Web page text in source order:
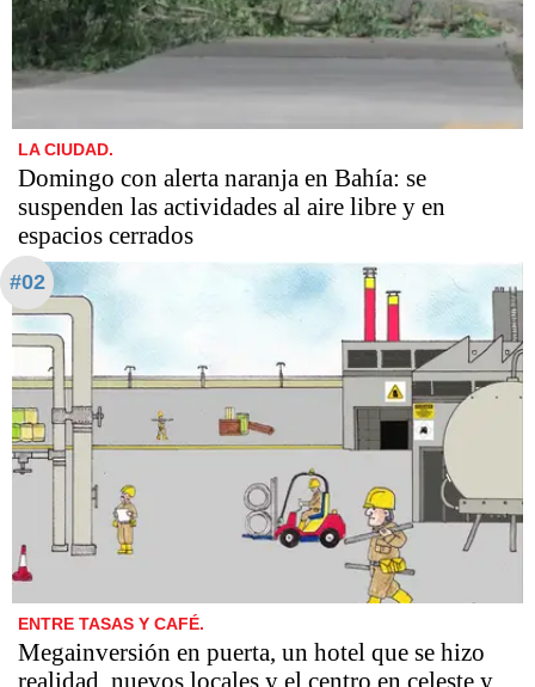
LA CIUDAD.
Domingo con alerta naranja en Bahía: se
suspenden las actividades al aire libre y en
espacios cerrados
#02
ENTRE TASAS Y CAFÉ.
Megainversión en puerta, un hotel que se hizo
realidad, nuevos locales y el centro en celeste y